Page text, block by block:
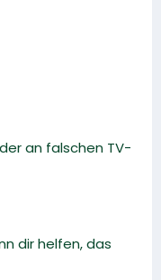
an falschen TV-
dir helfen, das